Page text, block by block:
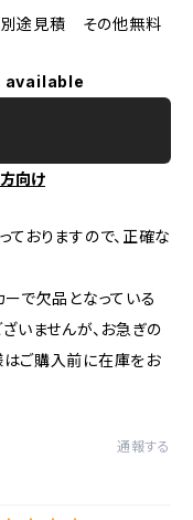
別途見積 その他無料
向け
おりますので、正確な
で欠品となっている
いませんが、お急ぎの
ご購入前に在庫をお
通報する